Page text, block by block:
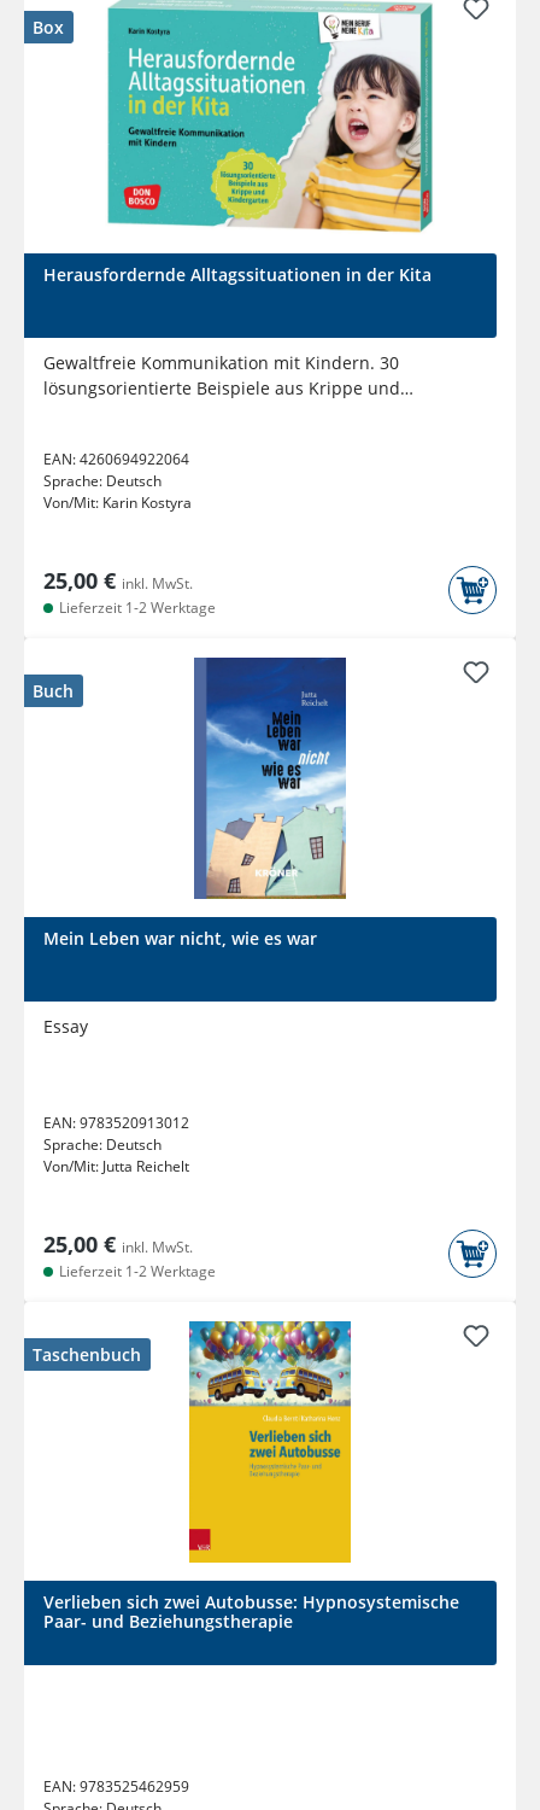
Box
Herausfordernde Alltagssituationen in der Kita
Gewaltfreie Kommunikation mit Kindern. 30
lösungsorientierte Beispiele aus Krippe und
EAN:4260694922064
Sprache: Deutsch
Von/Mit: Karin Kostyra
25,00 € inkl. MwSt.
Lieferzeit 1-2 Werktage
Buch
Mein Leben war nicht, wie es war
Essay
EAN:9783520913012
Sprache: Deutsch
Von/Mit: Jutta Reichelt
25,00 € inkl. MwSt.
Lieferzeit 1-2 Werktage
Taschenbuch
Verlieben sich zwei Autobusse: Hypnosystemische
Paar- und Beziehungstherapie
EAN:9783525462959